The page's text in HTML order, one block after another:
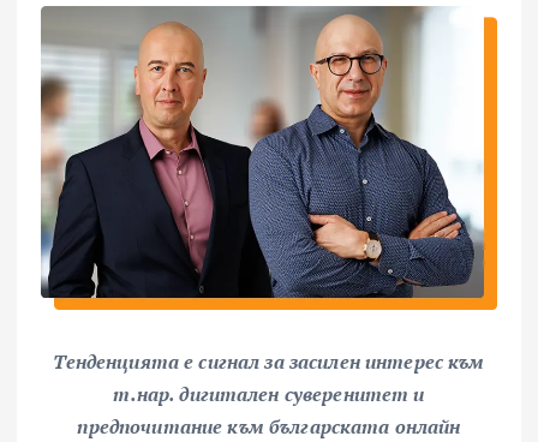
Тенденцията е сигнал за засилен интерес към
т.нар. дигитален суверенитет и
предпочитание към българската онлайн